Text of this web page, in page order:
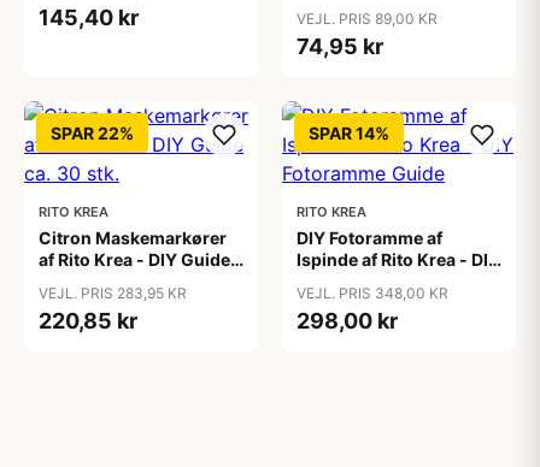
145,40 kr
Guide
VEJL. PRIS 89,00 KR
74,95 kr
SPAR 22%
RITO KREA
Citron Maskemarkører
af Rito Krea - DIY Guide
VEJL. PRIS 283,95 KR
220,85 kr
SPAR 14%
RITO KREA
DIY Fotoramme af
Ispinde af Rito Krea - DIY
VEJL. PRIS 348,00 KR
298,00 kr